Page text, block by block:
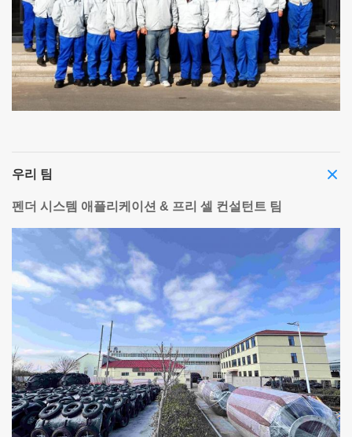
우리 팀
펜더 시스템 애플리케이션 & 프리 셀 컨설턴트 팀